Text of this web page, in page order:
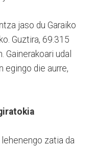
jaso du Garaiko
Guztira, 69.315
Gainerakoari udal
egingo die aurre,
zatia da